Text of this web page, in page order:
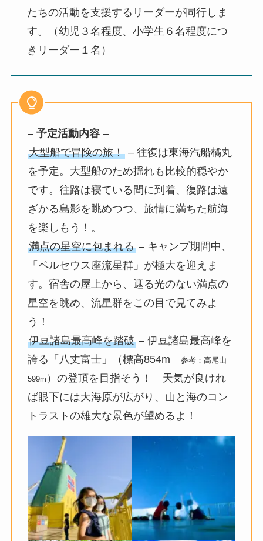
たちの活動を支援するリーダーが同行しま
す。（幼児３名程度、小学生６名程度につ
きリーダー１名）
– 予定活動内容–
大型船で冒険の旅！– 往復は東海汽船橘丸
を予定。大型船のため揺れも比較的穏やか
です。往路は寝ている間に到着、復路は遠
ざかる島影を眺めつつ、旅情に満ちた航海
を楽しもう！。
満点の星空に包まれる– キャンプ期間中、
「ペルセウス座流星群」が極大を迎えま
す。宿舎の屋上から、遮る光のない満点の
星空を眺め、流星群をこの目で見てみよ
う！
伊豆諸島最高峰を踏破– 伊豆諸島最高峰を
誇る「八丈富士」（標高854m
参考：高尾山
599m ）の登頂を目指そう！ 天気が良けれ
ば眼下には大海原が広がり、山と海のコン
トラストの雄大な景色が望めるよ！